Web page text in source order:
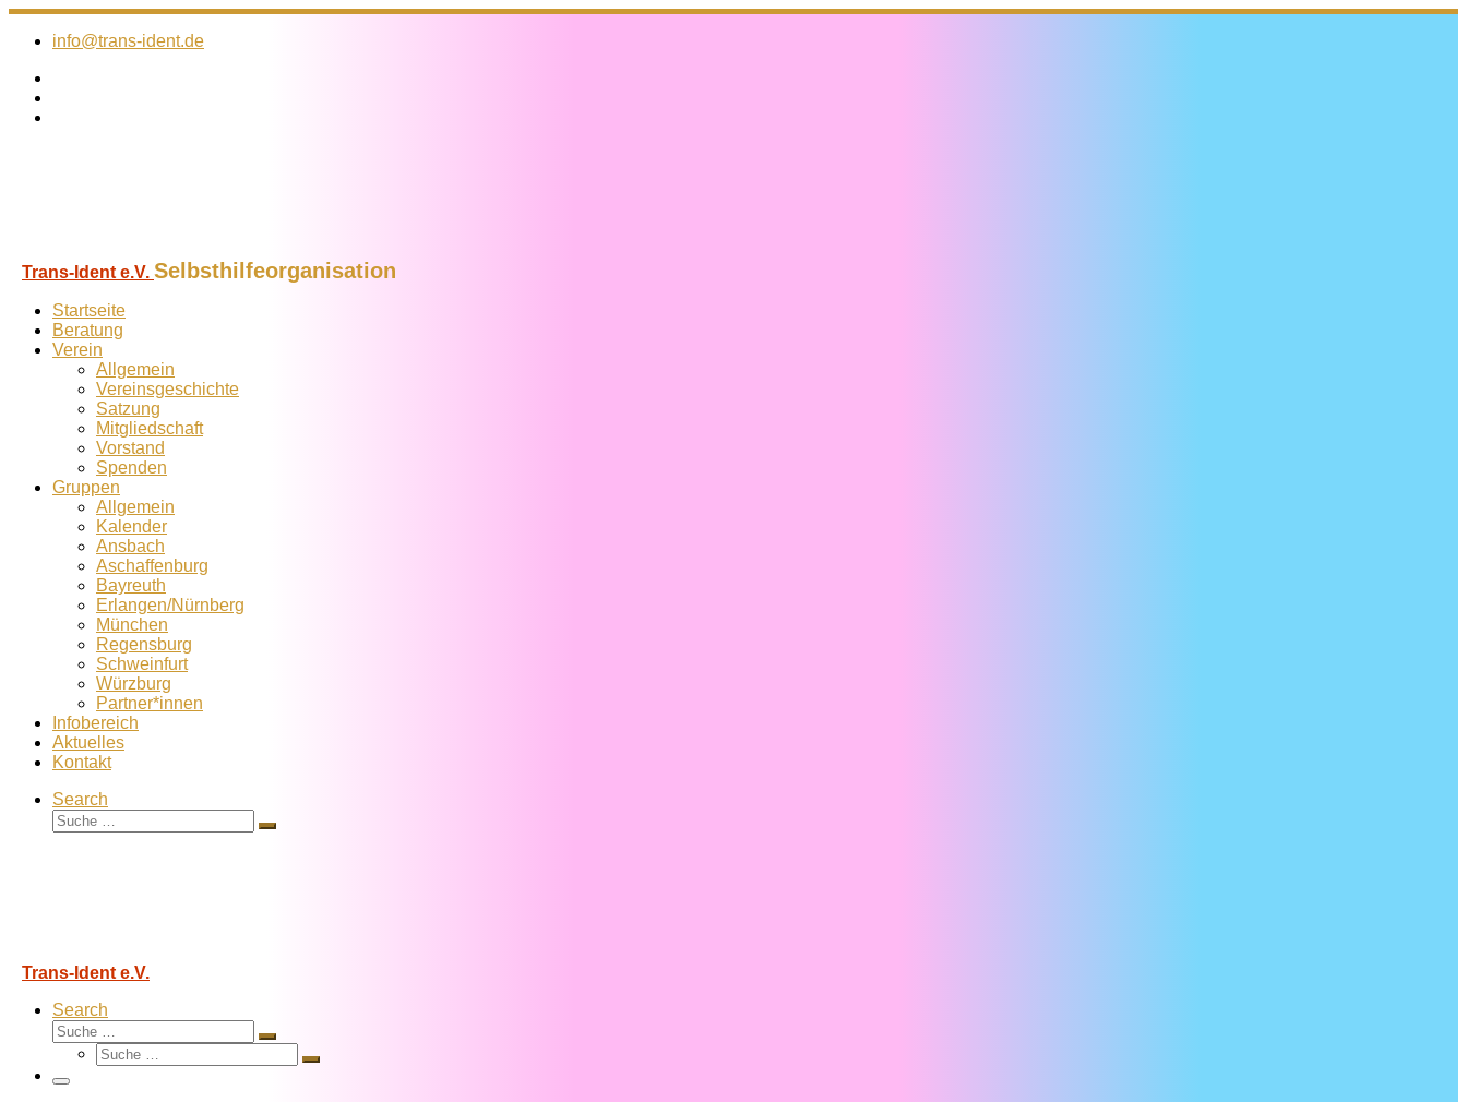
Zum
Inhalt
info@trans-ident.de
Trans-Ident e.V. Selbsthilfeorganisation
Startseite
Beratung
Verein
Allgemein
Vereins­geschichte
Satzung
Mitglied­schaft
Vorstand
Spenden
Gruppen
Allgemein
Kalender
Ansbach
Aschaffenburg
Bayreuth
Erlangen/Nürnberg
München
Regensburg
Schweinfurt
Würzburg
Partner*innen
Infobereich
Aktuelles
Kontakt
Search
Suche
Suche
Trans-Ident e.V.
Search
Suche
Suche
Suche
Suche
Menü